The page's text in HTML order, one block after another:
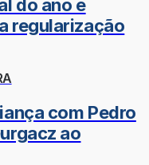
do ano e
regularização
com Pedro
ao